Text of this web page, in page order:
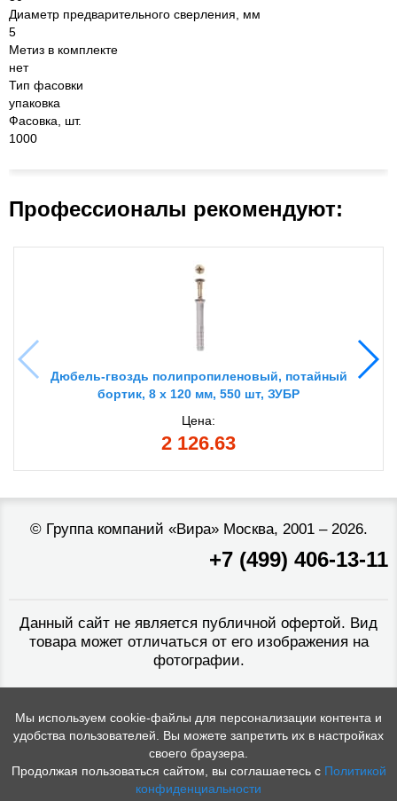
Диаметр предварительного сверления, мм
5
Метиз в комплекте
нет
Тип фасовки
упаковка
Фасовка, шт.
1000
Профессионалы рекомендуют:
Дюбель-гвоздь полипропиленовый, потайный
бортик, 8 x 120 мм, 550 шт, ЗУБР
Цена:
2 126.63
© Группа компаний «Вира»Москва, 2001 – 2026.
+7 (499) 406-13-11
Данный сайт не является публичной офертой. Вид
товара может отличаться от его изображения на
фотографии.
Мы используем cookie-файлы для персонализации контента и
удобства пользователей. Вы можете запретить их в настройках
своего браузера.
Продолжая пользоваться сайтом, вы соглашаетесь с Политикой
конфиденциальности